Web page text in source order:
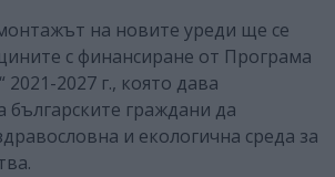
на новите уреди ще се
с финансиране от Програма
2021-2027 г., която дава
българските граждани да
и екологична среда за